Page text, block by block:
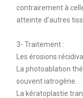
contrairement à
atteinte d’autres
3- Traitement :
Les érosions
La photoablation
souvent iatrogène.
La kératoplastie